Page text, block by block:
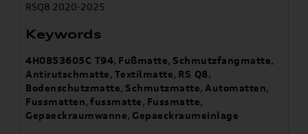
RSQ8 2020-2025
Keywords
4H0853605C T94, Fußmatte, Schmutzfangmatte,
Antirutschmatte, Textilmatte, RS Q8,
Bodenschutzmatte, Schmutzmatte, Automatten,
Fussmatten,fussmatte, Fussmatte,
Gepaeckraumwanne, Gepaeckraumeinlage